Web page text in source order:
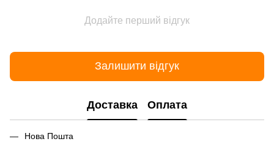
Додайте перший відгук
Залишити відгук
Доставка Оплата
Нова Пошта